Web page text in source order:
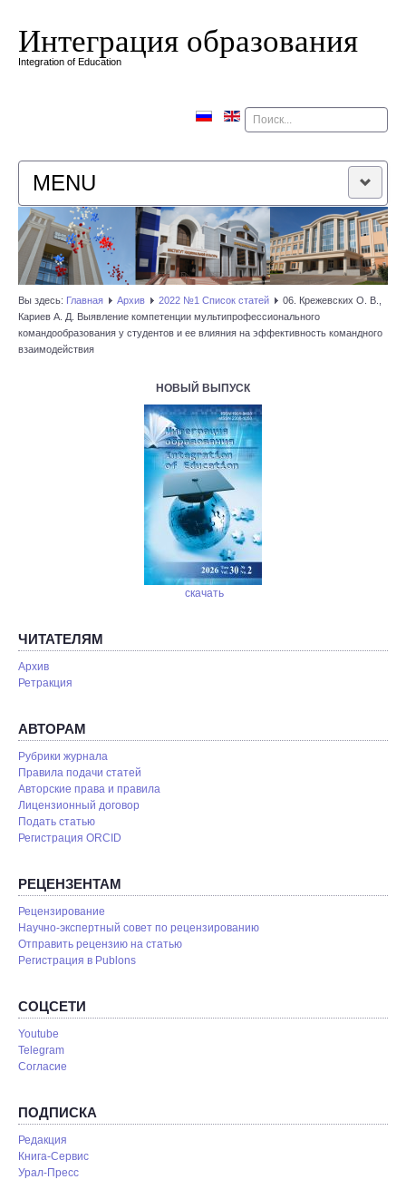
Интеграция образования
Integration of Education
Поиск
MENU
ГЛАВНАЯ
РЕДАКЦИОННАЯ КОЛЛЕГИЯ
РЕДАКЦИОННАЯ ПОЛИТИКА
Вы здесь: Главная Архив 2022 №1 Список статей
06. Крежевских О. В.,
Кариев А. Д. Выявление компетенции мультипрофессионального
командообразования у студентов и ее влияния на эффективность командного
взаимодействия
НОВЫЙ ВЫПУСК
скачать
ЧИТАТЕЛЯМ
Архив
Ретракция
АВТОРАМ
Рубрики журнала
Правила подачи статей
Авторские права и правила
Лицензионный договор
Подать статью
Регистрация ORCID
РЕЦЕНЗЕНТАМ
Рецензирование
Научно-экспертный совет по рецензированию
Отправить рецензию на статью
Pегистрация в Publons
СОЦСЕТИ
Youtube
Telegram
Согласие
ПОДПИСКА
Редакция
Книга-Сервис
Урал-Пресс